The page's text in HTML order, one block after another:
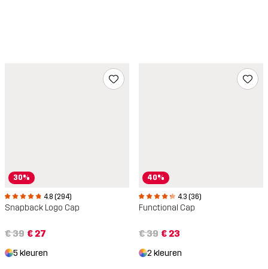
30%
4.8 (294)
Snapback Logo Cap
€ 39 € 27
5 kleuren
40%
4.3 (36)
Functional Cap
€ 39 € 23
2 kleuren